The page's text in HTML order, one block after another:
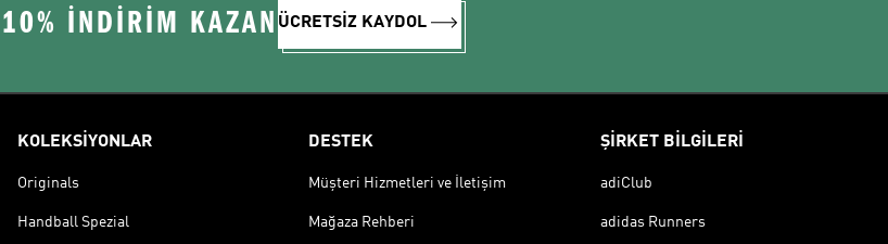
İNDİRİM KAZAN ÜCRETSİZ KAYDOL
KOLEKSİYONLAR
Originals
Handball Spezial
DESTEK
Müşteri Hizmetleri ve İletişim
Mağaza Rehberi
ŞİRKET BİLGİLERİ
adiClub
adidas Runners